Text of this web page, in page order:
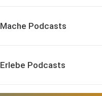
Mache Podcasts
Erlebe Podcasts